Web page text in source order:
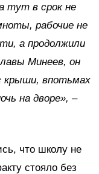
тут в срок не
рабочие не
а продолжили
Минеев, он
крыши, впотьмах
на дворе», –
что школу не
стояло без